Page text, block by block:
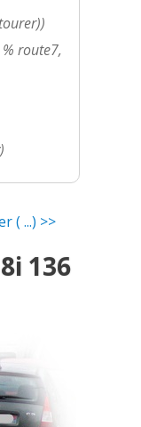
route7,
( ...) >>
136